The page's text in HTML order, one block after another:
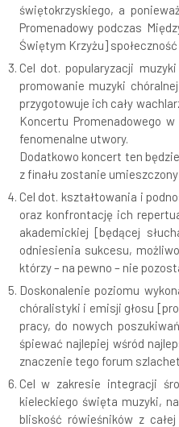
świętokrzyskiego, a
Promenadowy podczas
Świętym Krzyżu]
Cel dot. popularyzacji
promowanie muzyki
przygotowuje ich cały
Koncertu Promenadowego
fenomenalne utwory.
Dodatkowo koncert ten
z finału zostanie
Cel dot. kształtowania i
oraz konfrontację ich
akademickiej [będącej
odniesienia sukcesu,
którzy – na pewno – nie
Doskonalenie poziomu
chóralistyki i emisji głosu
pracy, do nowych
śpiewać najlepiej wśród
znaczenie tego forum
Cel w zakresie integracji
kieleckiego święta muzyki,
bliskość rówieśników z